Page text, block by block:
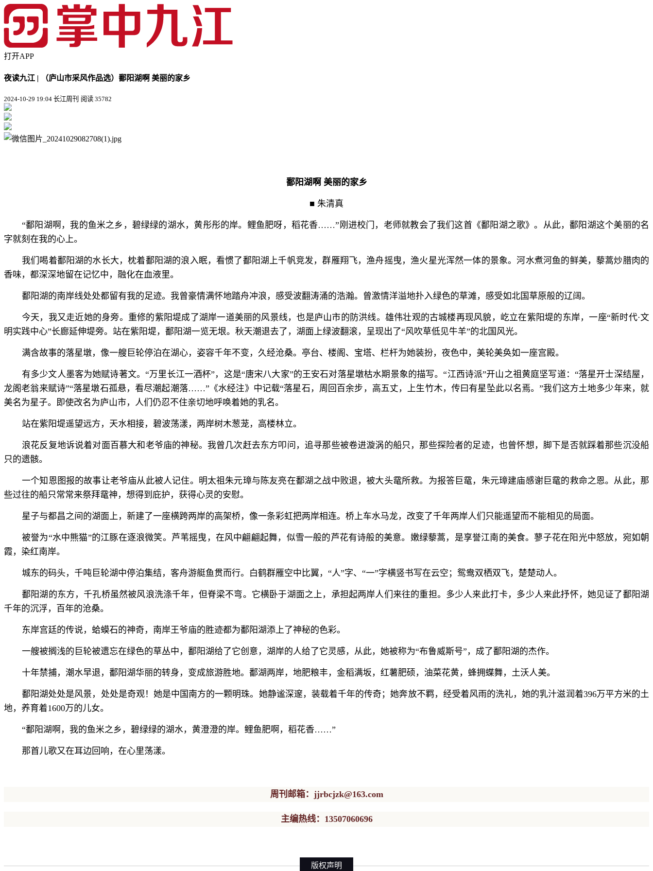
打开APP
夜读九江 | （庐山市采风作品选）鄱阳湖啊 美丽的家乡
2024-10-29 19:04 长江周刊 阅读 35782
鄱阳湖啊 美丽的家乡
■ 朱清真
“鄱阳湖啊，我的鱼米之乡，碧绿绿的湖水，黄彤彤的岸。鲤鱼肥呀，稻花香……”刚进校门，老师就教会了我们这首《鄱阳湖之歌》。从此，鄱阳湖这个美丽的名
字就刻在我的心上。
我们喝着鄱阳湖的水长大，枕着鄱阳湖的浪入眠，看惯了鄱阳湖上千帆竞发，群雁翔飞，渔舟摇曳，渔火星光浑然一体的景象。河水煮河鱼的鲜美，藜蒿炒腊肉的
香味，都深深地留在记忆中，融化在血液里。
鄱阳湖的南岸线处处都留有我的足迹。我曾豪情满怀地踏舟冲浪，感受波翻涛涌的浩瀚。曾激情洋溢地扑入绿色的草滩，感受如北国草原般的辽阔。
今天，我又走近她的身旁。重修的紫阳堤成了湖岸一道美丽的风景线，也是庐山市的防洪线。雄伟壮观的古城楼再现风貌，屹立在紫阳堤的东岸，一座“新时代·文
明实践中心”长廊延伸堤旁。站在紫阳堤，鄱阳湖一览无垠。秋天潮退去了，湖面上绿波翻滚，呈现出了“风吹草低见牛羊”的北国风光。
满含故事的落星墩，像一艘巨轮停泊在湖心，姿容千年不变，久经沧桑。亭台、楼阁、宝塔、栏杆为她装扮，夜色中，美轮美奂如一座宫殿。
有多少文人墨客为她赋诗著文。“万里长江一酒杯”，这是“唐宋八大家”的王安石对落星墩枯水期景象的描写。“江西诗派”开山之祖黄庭坚写道：“落星开士深结屋，
龙阁老翁来赋诗”“落星墩石孤悬，看尽潮起潮落……”《水经注》中记载“落星石，周回百余步，高五丈，上生竹木，传曰有星坠此以名焉。”我们这方土地多少年来，就
美名为星子。即使改名为庐山市，人们仍忍不住亲切地呼唤着她的乳名。
站在紫阳堤遥望远方，天水相接，碧波荡漾，两岸树木葱茏，高楼林立。
浪花反复地诉说着对面百慕大和老爷庙的神秘。我曾几次赶去东方叩问，追寻那些被卷进漩涡的船只，那些探险者的足迹，也曾怀想，脚下是否就踩着那些沉没船
只的遗骸。
一个知恩图报的故事让老爷庙从此被人记住。明太祖朱元璋与陈友亮在鄱湖之战中败退，被大头鼋所救。为报答巨鼋，朱元璋建庙感谢巨鼋的救命之恩。从此，那
些过往的船只常常来祭拜鼋神，想得到庇护，获得心灵的安慰。
星子与都昌之间的湖面上，新建了一座横跨两岸的高架桥，像一条彩虹把两岸相连。桥上车水马龙，改变了千年两岸人们只能遥望而不能相见的局面。
被誉为“水中熊猫”的江豚在逐浪微笑。芦苇摇曳，在风中翩翩起舞，似雪一般的芦花有诗般的美意。嫩绿藜蒿，是享誉江南的美食。蓼子花在阳光中怒放，宛如朝
霞，染红南岸。
城东的码头，千吨巨轮湖中停泊集结，客舟游艇鱼贯而行。白鹤群雁空中比翼，“人”字、“一”字横竖书写在云空；鸳鸯双栖双飞，楚楚动人。
鄱阳湖的东方，千孔桥虽然被风浪洗涤千年，但脊梁不弯。它横卧于湖面之上，承担起两岸人们来往的重担。多少人来此打卡，多少人来此抒怀，她见证了鄱阳湖
千年的沉浮，百年的沧桑。
东岸宫廷的传说，蛤蟆石的神奇，南岸王爷庙的胜迹都为鄱阳湖添上了神秘的色彩。
一艘被搁浅的巨轮被遗忘在绿色的草丛中，鄱阳湖给了它创意，湖岸的人给了它灵感，从此，她被称为“布鲁威斯号”，成了鄱阳湖的杰作。
十年禁捕，潮水早退，鄱阳湖华丽的转身，变成旅游胜地。鄱湖两岸，地肥粮丰，金稻满坂，红薯肥硕，油菜花黄，蜂拥蝶舞，土沃人美。
鄱阳湖处处是风景，处处是奇观！她是中国南方的一颗明珠。她静谧深邃，装载着千年的传奇；她奔放不羁，经受着风雨的洗礼，她的乳汁滋润着396万平方米的土
地，养育着1600万的儿女。
“鄱阳湖啊，我的鱼米之乡，碧绿绿的湖水，黄澄澄的岸。鲤鱼肥啊，稻花香……”
那首儿歌又在耳边回响，在心里荡漾。
周刊邮箱：jjrbcjzk@163.com
主编热线：13507060696
版权声明